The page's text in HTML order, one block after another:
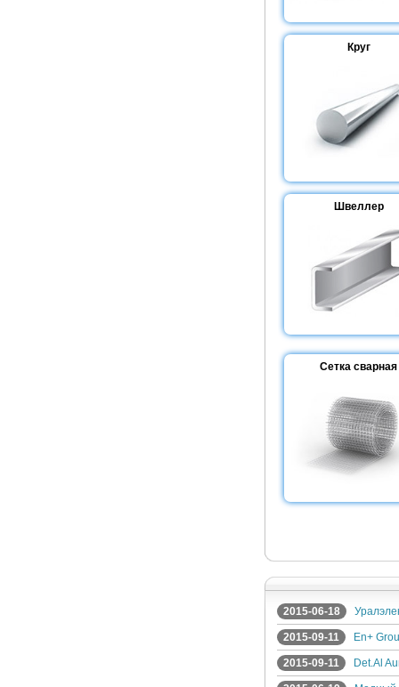
Круг
Швеллер
Сетка сварная
2015-06-18
2015-09-11 En+
2015-09-11 Det.Al